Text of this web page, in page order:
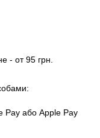
- от 95 грн.
Pay або Apple Pay